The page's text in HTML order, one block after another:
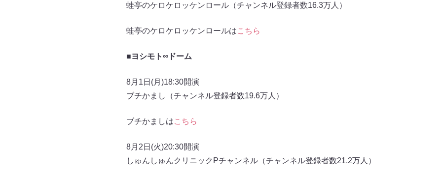
蛙亭のケロケロッケンロール（チャンネル登録者数16.3万人）
蛙亭のケロケロッケンロールはこちら
■ヨシモト∞ドーム
8月1日(月)18:30開演
ブチかまし（チャンネル登録者数19.6万人）
ブチかましはこちら
8月2日(火)20:30開演
しゅんしゅんクリニックPチャンネル（チャンネル登録者数21.2万人）